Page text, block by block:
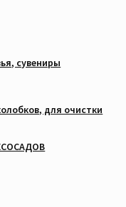
сувениры
для очистки